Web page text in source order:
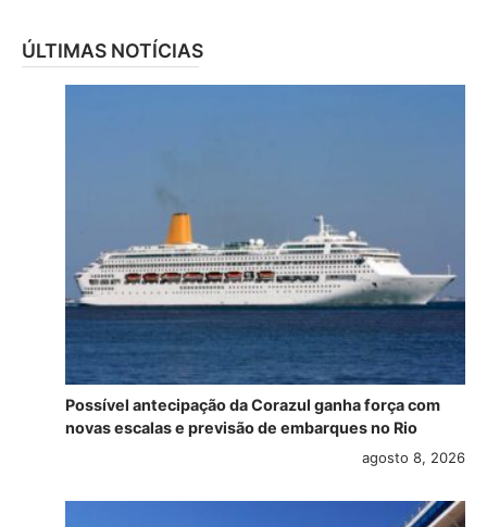
ÚLTIMAS NOTÍCIAS
Possível antecipação da Corazul ganha força com
novas escalas e previsão de embarques no Rio
agosto 8, 2026